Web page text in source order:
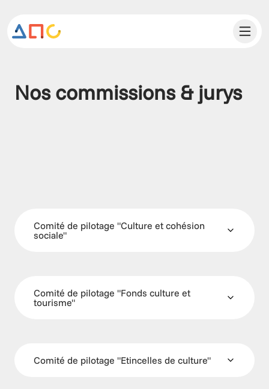
Nos commissions & jurys
Comité de pilotage "Culture et cohésion
sociale"
Comité de pilotage "Fonds culture et
tourisme"
Comité de pilotage "Etincelles de culture"